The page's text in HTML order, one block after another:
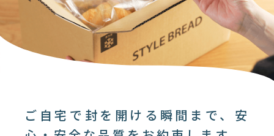
ご自宅で封を開ける瞬間まで、安